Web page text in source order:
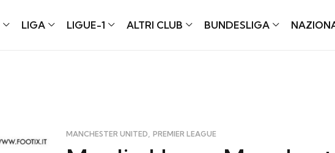
LIGA LIGUE-1 ALTRI CLUB BUNDESLIGA
MANCHESTER UNITED, PREMIER LEAGUE